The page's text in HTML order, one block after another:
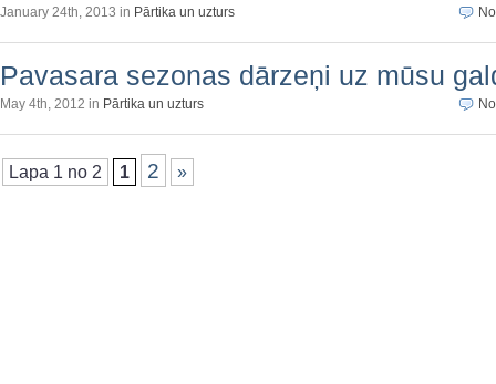
January 24th, 2013 in Pārtika un uzturs
Pavasara sezonas dārzeņi uz mūsu
May 4th, 2012 in Pārtika un uzturs
Lapa 1 no 2 1 2 »